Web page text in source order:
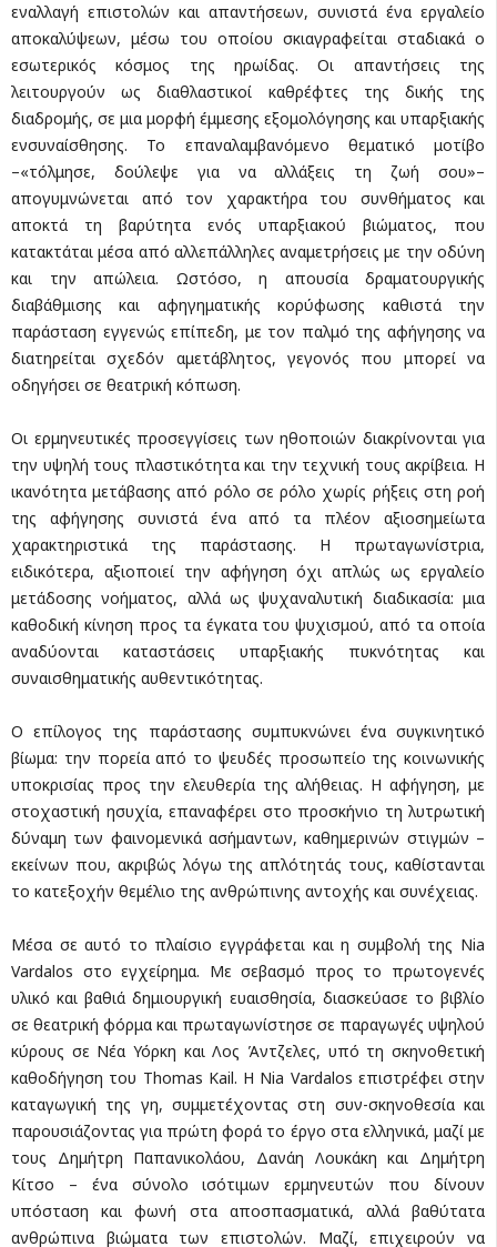
εναλλαγή επιστολών και απαντήσεων, συνιστά ένα εργαλείο
αποκαλύψεων, μέσω του οποίου σκιαγραφείται σταδιακά ο
εσωτερικός κόσμος της ηρωίδας. Οι απαντήσεις της
λειτουργούν ως διαθλαστικοί καθρέφτες της δικής της
διαδρομής, σε μια μορφή έμμεσης εξομολόγησης και υπαρξιακής
ενσυναίσθησης. Το επαναλαμβανόμενο θεματικό μοτίβο
–«τόλμησε, δούλεψε για να αλλάξεις τη ζωή σου»–
απογυμνώνεται από τον χαρακτήρα του συνθήματος και
αποκτά τη βαρύτητα ενός υπαρξιακού βιώματος, που
κατακτάται μέσα από αλλεπάλληλες αναμετρήσεις με την οδύνη
και την απώλεια. Ωστόσο, η απουσία δραματουργικής
διαβάθμισης και αφηγηματικής κορύφωσης καθιστά την
παράσταση εγγενώς επίπεδη, με τον παλμό της αφήγησης να
διατηρείται σχεδόν αμετάβλητος, γεγονός που μπορεί να
οδηγήσει σε θεατρική κόπωση.
Οι ερμηνευτικές προσεγγίσεις των ηθοποιών διακρίνονται για
την υψηλή τους πλαστικότητα και την τεχνική τους ακρίβεια. Η
ικανότητα μετάβασης από ρόλο σε ρόλο χωρίς ρήξεις στη ροή
της αφήγησης συνιστά ένα από τα πλέον αξιοσημείωτα
χαρακτηριστικά της παράστασης. Η πρωταγωνίστρια,
ειδικότερα, αξιοποιεί την αφήγηση όχι απλώς ως εργαλείο
μετάδοσης νοήματος, αλλά ως ψυχαναλυτική διαδικασία: μια
καθοδική κίνηση προς τα έγκατα του ψυχισμού, από τα οποία
αναδύονται καταστάσεις υπαρξιακής πυκνότητας και
συναισθηματικής αυθεντικότητας.
Ο επίλογος της παράστασης συμπυκνώνει ένα συγκινητικό
βίωμα: την πορεία από το ψευδές προσωπείο της κοινωνικής
υποκρισίας προς την ελευθερία της αλήθειας. Η αφήγηση, με
στοχαστική ησυχία, επαναφέρει στο προσκήνιο τη λυτρωτική
δύναμη των φαινομενικά ασήμαντων, καθημερινών στιγμών –
εκείνων που, ακριβώς λόγω της απλότητάς τους, καθίστανται
το κατεξοχήν θεμέλιο της ανθρώπινης αντοχής και συνέχειας.
Μέσα σε αυτό το πλαίσιο εγγράφεται και η συμβολή της Nia
Vardalos στο εγχείρημα. Με σεβασμό προς το πρωτογενές
υλικό και βαθιά δημιουργική ευαισθησία, διασκεύασε το βιβλίο
σε θεατρική φόρμα και πρωταγωνίστησε σε παραγωγές υψηλού
κύρους σε Νέα Υόρκη και Λος Άντζελες, υπό τη σκηνοθετική
καθοδήγηση του Thomas Kail. Η Nia Vardalos επιστρέφει στην
καταγωγική της γη, συμμετέχοντας στη συν-σκηνοθεσία και
παρουσιάζοντας για πρώτη φορά το έργο στα ελληνικά, μαζί με
τους Δημήτρη Παπανικολάου, Δανάη Λουκάκη και Δημήτρη
Κίτσο – ένα σύνολο ισότιμων ερμηνευτών που δίνουν
υπόσταση και φωνή στα αποσπασματικά, αλλά βαθύτατα
ανθρώπινα βιώματα των επιστολών. Μαζί, επιχειρούν να